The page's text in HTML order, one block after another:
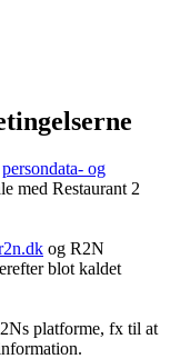
persondata- og
med Restaurant 2
og R2N
blot kaldet
platforme, fx til at